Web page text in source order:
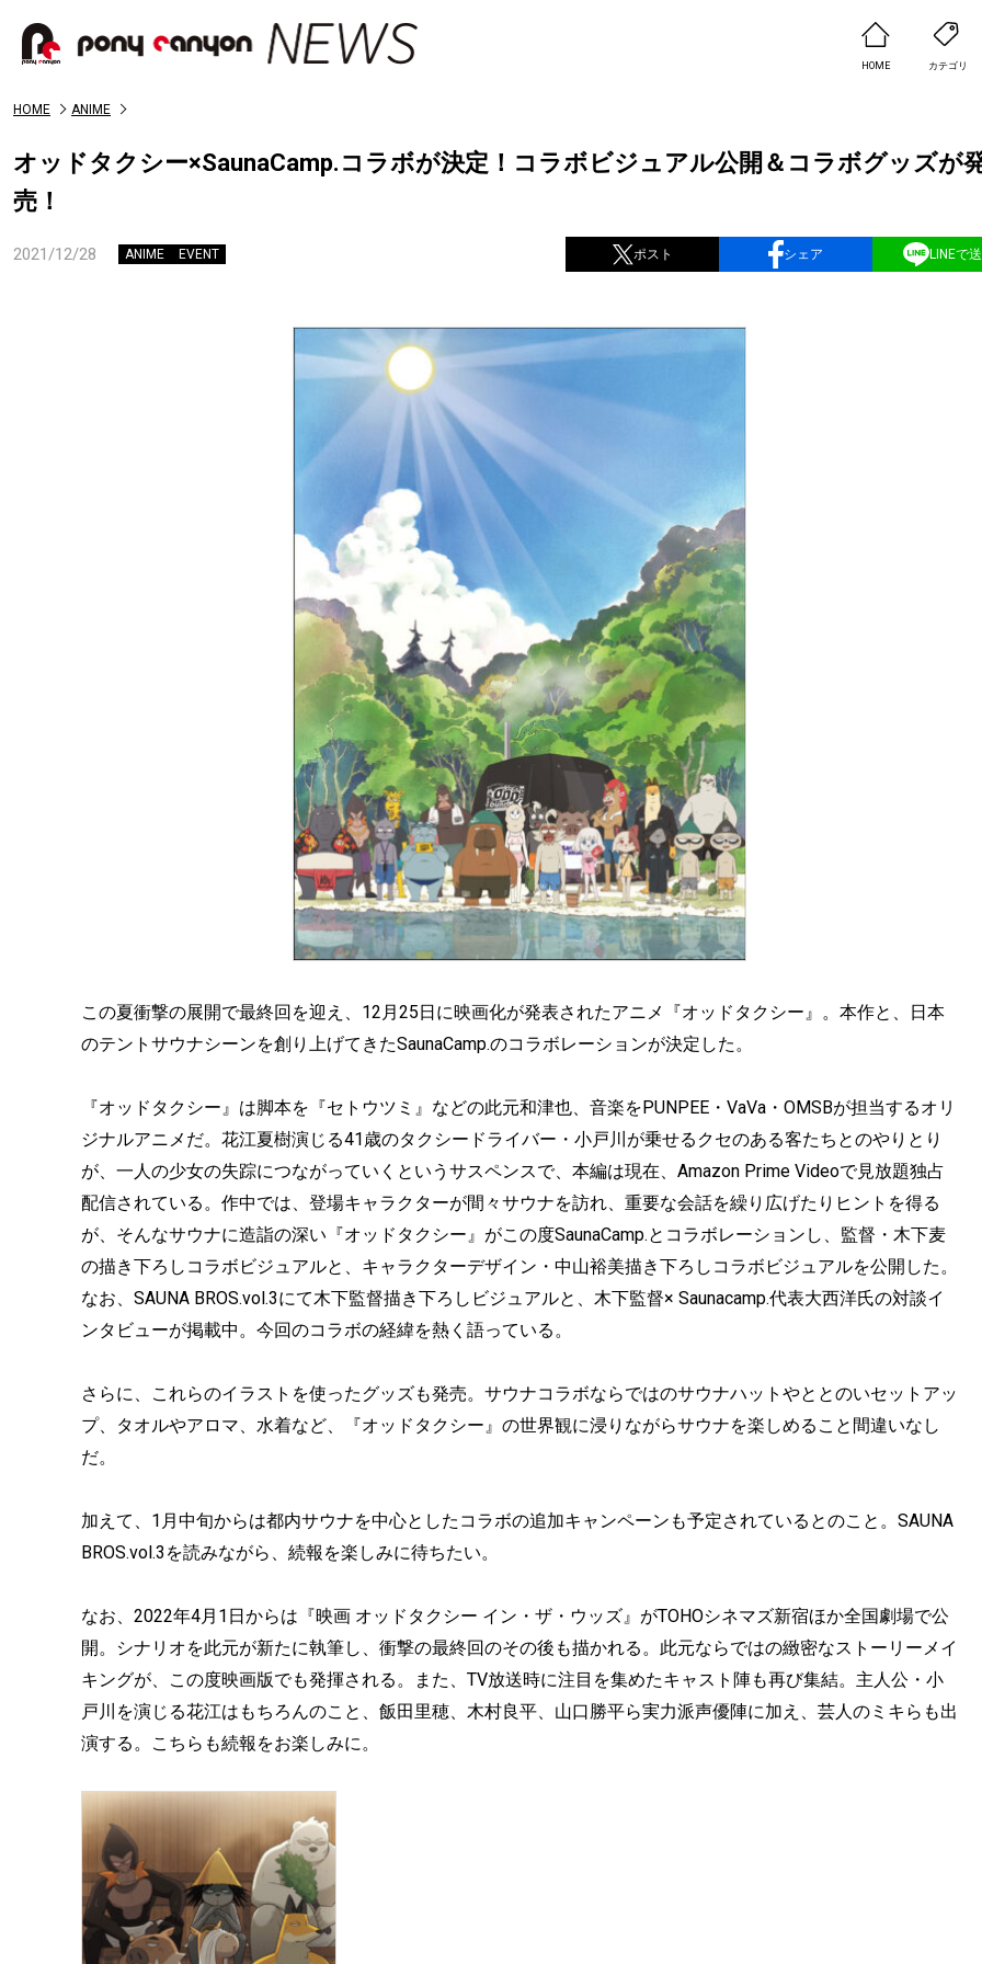
HOME カテゴリ
HOME ANIME
オッドタクシー×SaunaCamp.コラボが決定！コラボビジュアル公開＆コラボグッズが
売！
2021/12/28 ANIME EVENT ポスト シェア LINEで
この夏衝撃の展開で最終回を迎え、12月25日に映画化が発表されたアニメ『オッドタクシー』。本作と、日本
のテントサウナシーンを創り上げてきたSaunaCamp.のコラボレーションが決定した。
『オッドタクシー』は脚本を『セトウツミ』などの此元和津也、音楽をPUNPEE・VaVa・OMSBが担当するオリ
ジナルアニメだ。花江夏樹演じる41歳のタクシードライバー・小戸川が乗せるクセのある客たちとのやりとり
が、一人の少女の失踪につながっていくというサスペンスで、本編は現在、Amazon Prime Videoで見放題独占
配信されている。作中では、登場キャラクターが間々サウナを訪れ、重要な会話を繰り広げたりヒントを得る
が、そんなサウナに造詣の深い『オッドタクシー』がこの度SaunaCamp.とコラボレーションし、監督・木下麦
の描き下ろしコラボビジュアルと、キャラクターデザイン・中山裕美描き下ろしコラボビジュアルを公開した。
なお、SAUNA BROS.vol.3にて⽊下監督描き下ろしビジュアルと、⽊下監督× Saunacamp.代表⼤⻄洋⽒の対談イ
ンタビューが掲載中。今回のコラボの経緯を熱く語っている。
さらに、これらのイラストを使ったグッズも発売。サウナコラボならではのサウナハットやととのいセットアッ
プ、タオルやアロマ、水着など、『オッドタクシー』の世界観に浸りながらサウナを楽しめること間違いなし
だ。
加えて、1月中旬からは都内サウナを中心としたコラボの追加キャンペーンも予定されているとのこと。SAUNA
BROS.vol.3を読みながら、続報を楽しみに待ちたい。
なお、2022年4月1日からは『映画 オッドタクシー イン・ザ・ウッズ』がTOHOシネマズ新宿ほか全国劇場で公
開。シナリオを此元が新たに執筆し、衝撃の最終回のその後も描かれる。此元ならではの緻密なストーリーメイ
キングが、この度映画版でも発揮される。また、TV放送時に注目を集めたキャスト陣も再び集結。主人公・小
戸川を演じる花江はもちろんのこと、飯田里穂、木村良平、山口勝平ら実力派声優陣に加え、芸人のミキらも出
演する。こちらも続報をお楽しみに。